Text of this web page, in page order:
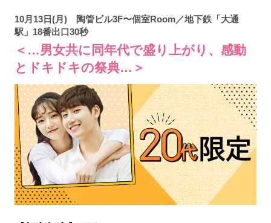
10月13日(月) 陶管ビル3F〜個室Room／地下鉄「大通
駅」18番出口30秒
＜…男女共に同年代で盛り上がり、感動
とドキドキの祭典…＞